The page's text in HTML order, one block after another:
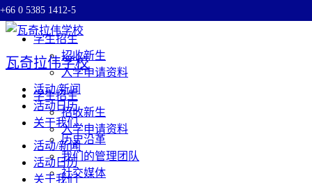
Skip to content
+66 0 5385 1412-5
瓦奇拉伟学校
学生招生
招收新生
入学申请资料
活动/新闻
活动日历
关于我们
学生招生
招收新生
入学申请资料
活动/新闻
活动日历
关于我们
历史沿革
我们的管理团队
社交媒体